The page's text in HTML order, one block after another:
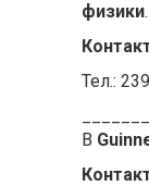
физики.
Тел.:
В